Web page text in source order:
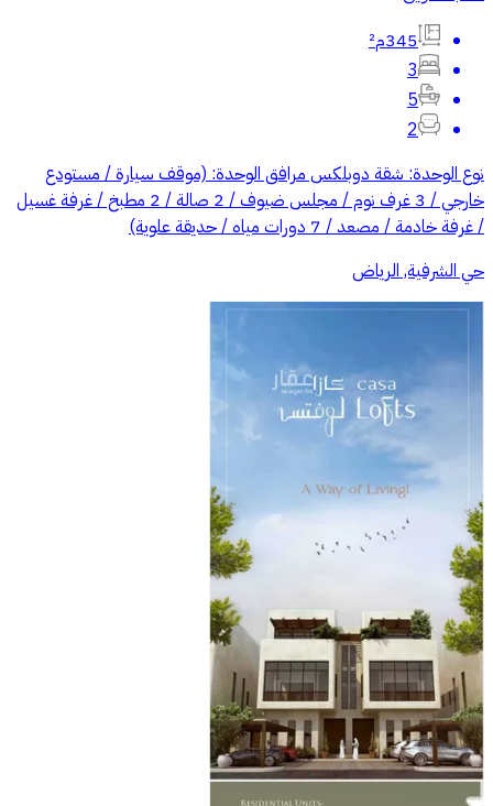
345م²
3
5
2
نوع الوحدة: شقة دوبلكس مرافق الوحدة: (موقف سيارة / مستودع
خارجي / 3 غرف نوم / مجلس ضيوف / 2 صالة / 2 مطبخ / غرفة غسيل
/ غرفة خادمة / مصعد / 7 دورات مياه / حديقة علوية)
حي الشرفية, الرياض